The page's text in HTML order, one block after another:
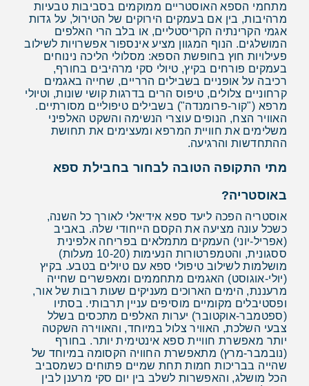
מתחמי הספא האוסטריים ממוקמים בסביבות טבעיות
מרהיבות, בין אם בעמקים הירוקים של הטירול, על גדות
אגמי הקרינתיה הקריסטליים, או בלב הרי האלפים
המושלגים. הנוף המגוון מציע אינספור אפשרויות לשילוב
פעילויות חוץ בחופשת הספא: מסלולי הליכה נינוחים
בעמקים פורחים בקיץ, טיולי סקי מרהיבים בחורף,
רכיבה על אופניים בשבילים הרריים, שחייה באגמים
קרחוניים צלולים, טיפוס הרים בדרגות קושי שונות, וטיולי
מרפא ("קור-פרומנדה") בשבילים טיפוליים מסורתיים.
האוויר הצח, הנופים עוצרי הנשימה והשקט האלפיני
משלימים את חוויית המרפא ומעצימים את תחושת
ההתחדשות והרגיעה.
מתי התקופה הטובה לבחור בחבילת ספא
באוסטריה?
אוסטריה הפכה ליעד ספא אידיאלי לאורך כל השנה,
כשכל עונה מציעה את הקסם הייחודי שלה. באביב
(אפריל-יוני) העמקים מתמלאים בפריחה אלפינית
ססגונית, והטמפרטורות הנעימות (10-20 מעלות)
מושלמות לשילוב טיפולי ספא עם טיולים בטבע. בקיץ
(יולי-אוגוסט) האגמים מתחממים ומאפשרים שחייה
מרעננת, הימים הארוכים מעניקים שעות רבות של אור,
ופסטיבלים מקומיים מוסיפים עניין תרבותי. בסתיו
(ספטמבר-אוקטובר) יערות האלפים מתכסים בשלל
צבעי השלכת, האוויר צלול במיוחד, והאווירה השקטה
יותר מאפשרת חוויית ספא אינטימית יותר. בחורף
(נובמבר-מרץ) מתאפשרת החוויה הקסומה במיוחד של
שהייה בבריכות חמות תחת שמיים פתוחים כשמסביב
הכל מושלג, והאפשרות לשלב בין יום סקי מרענן לבין